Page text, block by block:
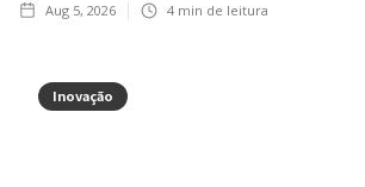
Aug 5, 2026 4 min de leitura
Inovação